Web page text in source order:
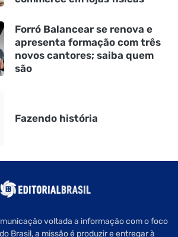
Forró Balancear se renova e
apresenta formação com três
novos cantores; saiba quem
são
Fazendo história
voltada a informação com o foco
Brasil, a missão é produzir e entregar à